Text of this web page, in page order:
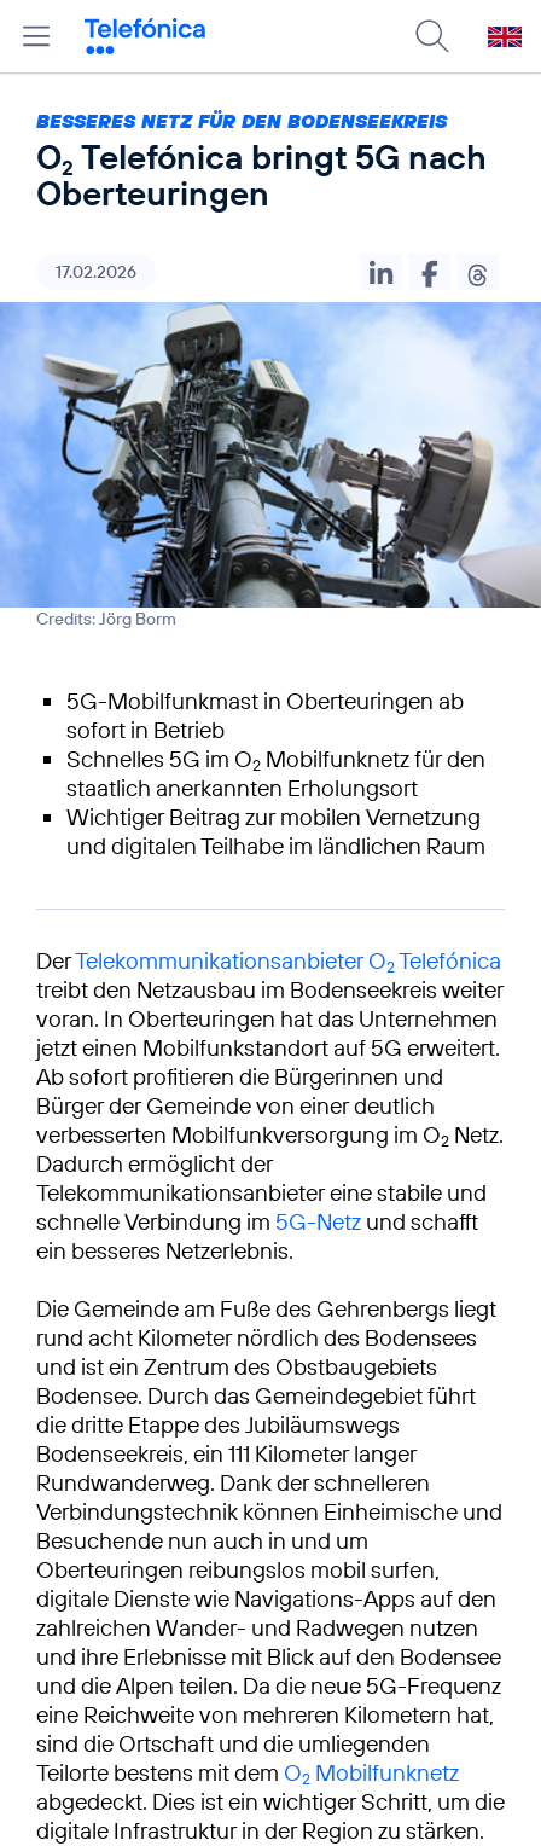
BESSERES NETZ FÜR DEN BODENSEEKREIS
O2 Telefónica bringt 5G nach
Oberteuringen
17.02.2026
Credits: Jörg Borm
5G-Mobilfunkmast in Oberteuringen ab
sofort in Betrieb
Schnelles 5G im O2 Mobilfunknetz für den
staatlich anerkannten Erholungsort
Wichtiger Beitrag zur mobilen Vernetzung
und digitalen Teilhabe im ländlichen Raum
DerTelekommunikationsanbieter O2Telefónica
treibt den Netzausbau im Bodenseekreis weiter
voran. In Oberteuringen hat das Unternehmen
jetzt einen Mobilfunkstandort auf 5G erweitert.
Ab sofort profitieren die Bürgerinnen und
Bürger der Gemeinde von einer deutlich
verbesserten Mobilfunkversorgung im O2 Netz.
Dadurch ermöglicht der
Telekommunikationsanbieter eine stabile und
schnelle Verbindung im 5G-Netz und schafft
ein besseres Netzerlebnis.
Die Gemeinde am Fuße des Gehrenbergs liegt
rund acht Kilometer nördlich des Bodensees
und ist ein Zentrum des Obstbaugebiets
Bodensee. Durch das Gemeindegebiet führt
die dritte Etappe des Jubiläumswegs
Bodenseekreis, ein 111 Kilometer langer
Rundwanderweg. Dank der schnelleren
Verbindungstechnik können Einheimische und
Besuchende nun auch in und um
Oberteuringen reibungslos mobil surfen,
digitale Dienste wie Navigations-Apps auf den
zahlreichen Wander- und Radwegen nutzen
und ihre Erlebnisse mit Blick auf den Bodensee
und die Alpen teilen. Da die neue 5G-Frequenz
eine Reichweite von mehreren Kilometern hat,
sind die Ortschaft und die umliegenden
Teilorte bestens mit dem O2 Mobilfunknetz
abgedeckt. Dies ist ein wichtiger Schritt, um die
digitale Infrastruktur in der Region zu stärken.